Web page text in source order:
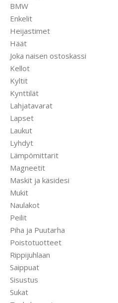
BMW
Enkelit
Heijastimet
Häät
Joka naisen ostoskassi
Kellot
Kyltit
Kynttilät
Lahjatavarat
Lapset
Laukut
Lyhdyt
Lämpömittarit
Magneetit
Maskit ja käsidesi
Mukit
Naulakot
Peilit
Piha ja Puutarha
Poistotuotteet
Rippijuhlaan
Saippuat
Sisustus
Sukat